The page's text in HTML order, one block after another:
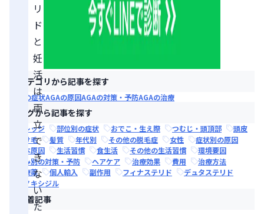
リ
ド
と
妊
活
は
両
立
で
き
な
い
た
カテゴリから記事を探す
AGAの症状AGAの原因AGAの対策・予防AGAの治療
タグから記事を探す
ナレッジ 部位別の症状 おでこ・生え際 つむじ・頭頂部
頭皮
抜け毛
髪質 年代別 その他の脱毛症 女性
症状別の原因
根本原因
生活習慣 食生活 その他の生活習慣
環境要因
悩み別の対策・予防
ヘアケア 治療効果 費用
治療方法
治療薬
個人輸入 副作用 フィナステリド
デュタステリド
ミノキシジル
新着記事